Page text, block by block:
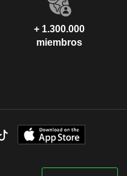
+ 1.300.000
miembros